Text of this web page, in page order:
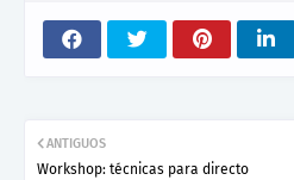
ANTIGUOS
Workshop: técnicas para directo